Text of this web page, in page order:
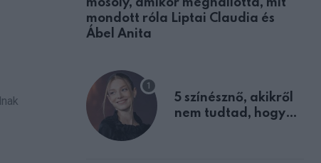
mosoly, amikor meghallotta, mit
mondott róla Liptai Claudia és
Ábel Anita
5 színésznő, akikről
nem tudtad, hogy